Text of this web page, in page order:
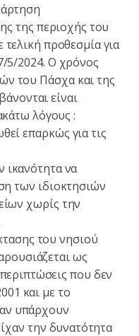
της περιοχής του
προθεσμία για
5/2024. Ο χρόνος
του Πάσχα και της
είναι
λόγους :
επαρκώς για τις
ικανότητα να
των ιδιοκτησιών
χωρίς την
του νησιού
ως
που δεν
και με το
υπάρχουν
την δυνατότητα